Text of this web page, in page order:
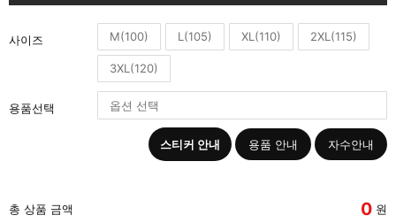
사이즈 M(100) L(105) XL(110) 2XL(115)
3XL(120)
용품선택
스티커 안내 용품 안내 자수안내
총 상품 금액 0 원